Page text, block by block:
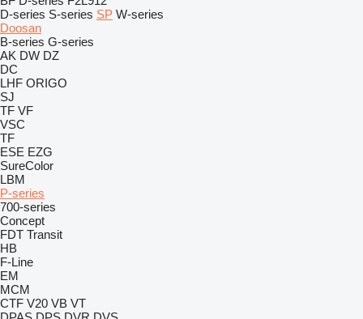
D-series S-series SP W-series
Doosan
B-series G-series
AK DW DZ
DC
LHF ORIGO
SJ
TF VF
VSC
TF
ESE EZG
SureColor
LBM
P-series
700-series
Concept
FDT Transit
HB
F-Line
EM
MCM
CTF V20 VB VT